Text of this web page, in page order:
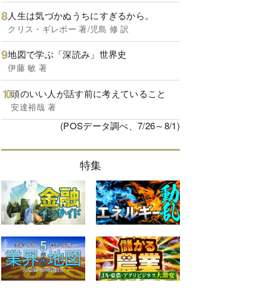
人生は気づかぬうちにすぎるから。
クリス・ギレボー 著/児島 修 訳
地図で学ぶ「深読み」世界史
伊藤 敏 著
頭のいい人が話す前に考えていること
安達裕哉 著
(POSデータ調べ、7/26～8/1)
特集